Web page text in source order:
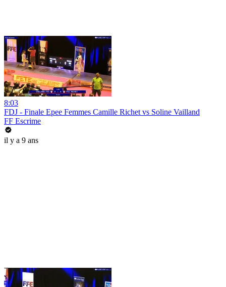
8:03
FDJ - Finale Epee Femmes Camille Richet vs Soline Vailland
FF Escrime
il y a 9 ans